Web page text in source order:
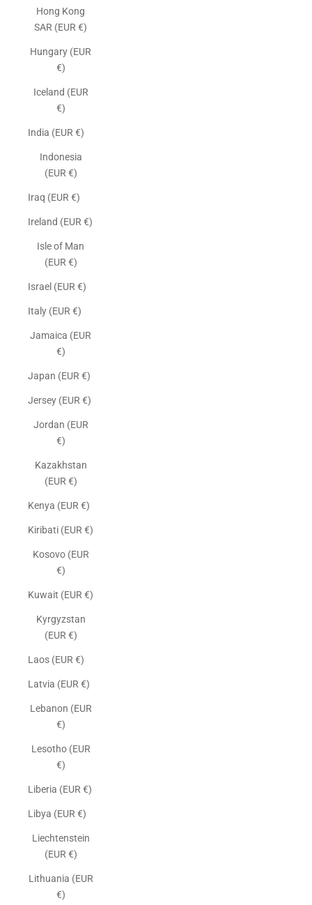
Hong Kong
SAR (EUR €)
Hungary (EUR
€)
Iceland (EUR
€)
India (EUR €)
Indonesia
(EUR €)
Iraq (EUR €)
Ireland (EUR €)
Isle of Man
(EUR €)
Israel (EUR €)
Italy (EUR €)
Jamaica (EUR
€)
Japan (EUR €)
Jersey (EUR €)
Jordan (EUR
€)
Kazakhstan
(EUR €)
Kenya (EUR €)
Kiribati (EUR €)
Kosovo (EUR
€)
Kuwait (EUR €)
Kyrgyzstan
(EUR €)
Laos (EUR €)
Latvia (EUR €)
Lebanon (EUR
€)
Lesotho (EUR
€)
Liberia (EUR €)
Libya (EUR €)
Liechtenstein
(EUR €)
Lithuania (EUR
€)